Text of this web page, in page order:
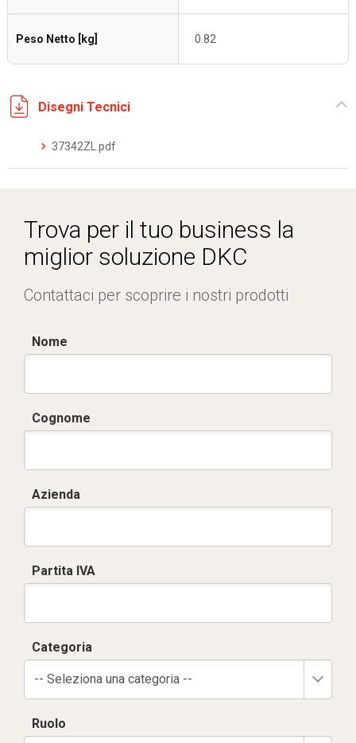
Peso Netto [kg] 0.82
Disegni Tecnici
37342ZL.pdf
Trova per il tuo business la
miglior soluzione DKC
Contattaci per scoprire i nostri prodotti
Nome
Cognome
Azienda
Partita IVA
Categoria
-- Seleziona una categoria --
Ruolo